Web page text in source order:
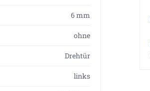
6 mm
ohne
Drehtür
links